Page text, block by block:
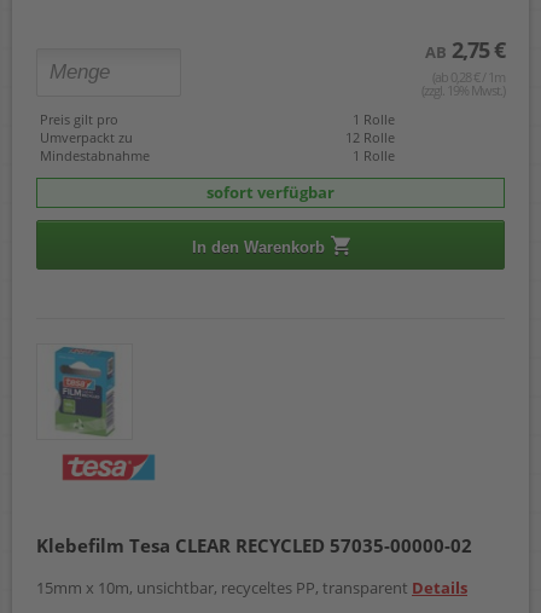
AB 2,75 €
(ab 0,28 € / 1m
(zzgl. 19% Mwst.)
Preis gilt pro
1 Rolle
Umverpackt zu
12 Rolle
Mindestabnahme
1 Rolle
sofort verfügbar
In den Warenkorb
Klebefilm Tesa CLEAR RECYCLED 57035-00000-02
15mm x 10m, unsichtbar, recyceltes PP, transparent Details